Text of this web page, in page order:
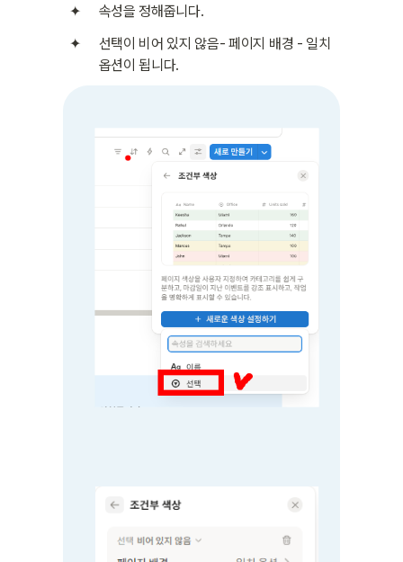
속성을 정해줍니다.
선택이 비어 있지 않음- 페이지 배경 - 일치
옵션이 됩니다.